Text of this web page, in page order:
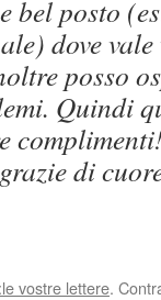
bel posto
dove vale
posso
Quindi
di
vostre lettere.